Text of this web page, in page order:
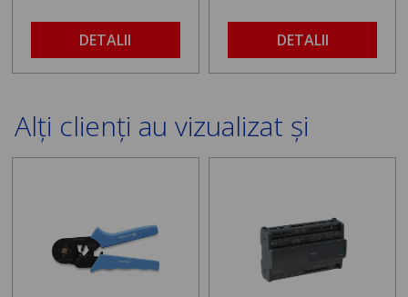
DETALII DETALII
Alți clienți au vizualizat și